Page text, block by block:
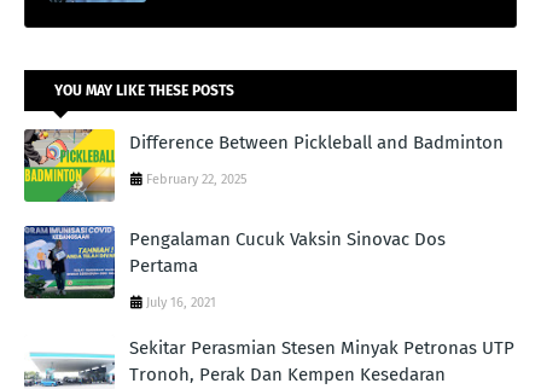
YOU MAY LIKE THESE POSTS
Difference Between Pickleball and Badminton
February 22, 2025
Pengalaman Cucuk Vaksin Sinovac Dos
Pertama
July 16, 2021
Sekitar Perasmian Stesen Minyak Petronas UTP
Tronoh, Perak Dan Kempen Kesedaran